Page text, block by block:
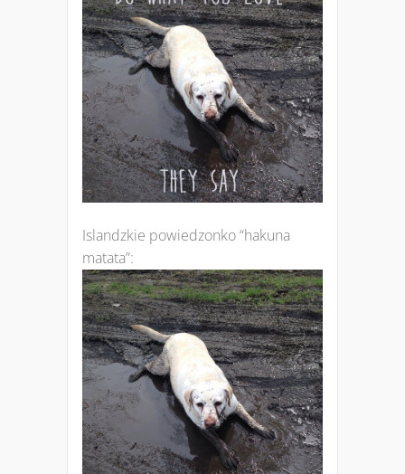
Islandzkie powiedzonko “hakuna
matata”: